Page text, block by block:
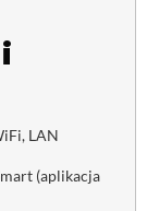
LAN
(aplikacja